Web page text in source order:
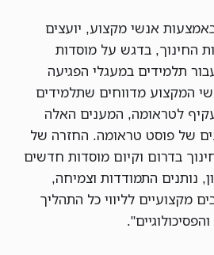
אנשי מקצוע, יועצים
החינוך, בדגש על מוסדות
תלמידים במעגלי הפגיעה
המקצוע מדווחים שתלמידים
לטראומה, המענים האלה
של פוסט טראומה. החזרה של
בדרום וקיום מוסדות חדשים
נותנים התמודדות וצמיחה,
מקצועיים לליווי כל התהליך